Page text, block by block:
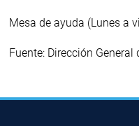
Mesa de ayuda (Lunes a
Fuente: Dirección